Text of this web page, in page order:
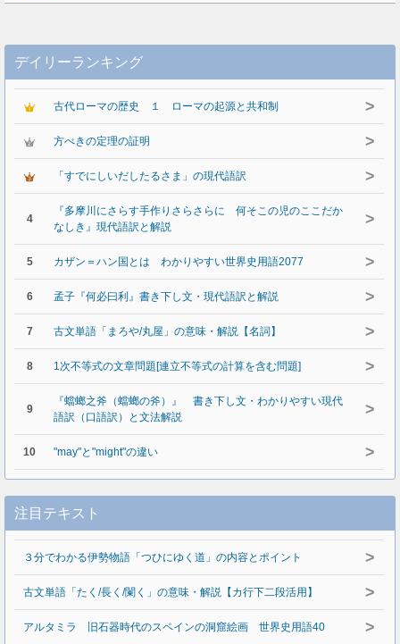
デイリーランキング
古代ローマの歴史 １ ローマの起源と共和制 >
方べきの定理の証明 >
「すでにしいだしたるさま」の現代語訳 >
4
『多摩川にさらす手作りさらさらに 何そこの児のここだか
なしき』現代語訳と解説
>
5 カザン＝ハン国とは わかりやすい世界史用語2077 >
6 孟子『何必曰利』書き下し文・現代語訳と解説 >
7 古文単語「まろや/丸屋」の意味・解説【名詞】 >
8 1次不等式の文章問題[連立不等式の計算を含む問題] >
9
『蟷螂之斧（蟷螂の斧）』 書き下し文・わかりやすい現代
語訳（口語訳）と文法解説
>
10 "may"と"might"の違い >
注目テキスト
３分でわかる伊勢物語「つひにゆく道」の内容とポイント >
古文単語「たく/長く/闌く」の意味・解説【カ行下二段活用】 >
アルタミラ 旧石器時代のスペインの洞窟絵画 世界史用語40 >